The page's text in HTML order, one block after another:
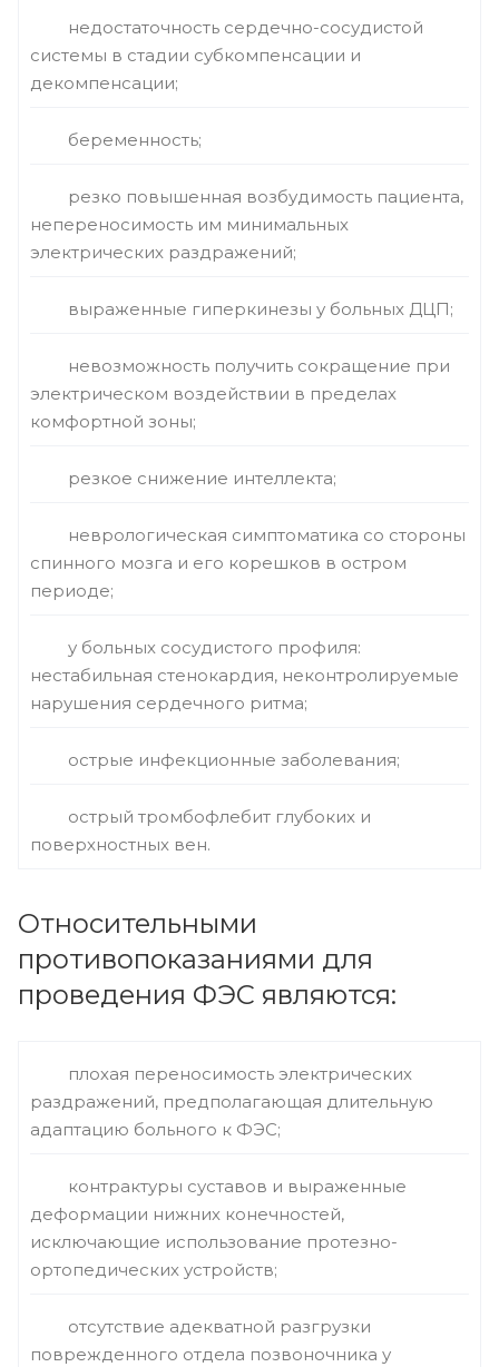
недостаточность сердечно-сосудистой
системы в стадии субкомпенсации и
декомпенсации;
беременность;
резко повышенная возбудимость пациента,
непереносимость им минимальных
электрических раздражений;
выраженные гиперкинезы у больных ДЦП;
невозможность получить сокращение при
электрическом воздействии в пределах
комфортной зоны;
резкое снижение интеллекта;
неврологическая симптоматика со стороны
спинного мозга и его корешков в остром
периоде;
у больных сосудистого профиля:
нестабильная стенокардия, неконтролируемые
нарушения сердечного ритма;
острые инфекционные заболевания;
острый тромбофлебит глубоких и
поверхностных вен.
Относительными
противопоказаниями для
проведения ФЭС являются:
плохая переносимость электрических
раздражений, предполагающая длительную
адаптацию больного к ФЭС;
контрактуры суставов и выраженные
деформации нижних конечностей,
исключающие использование протезно-
ортопедических устройств;
отсутствие адекватной разгрузки
поврежденного отдела позвоночника у